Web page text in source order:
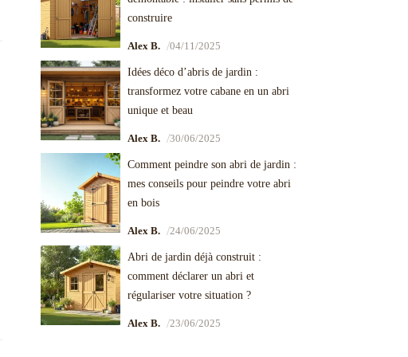
construire
Alex B. /04/11/2025
Idées déco d’abris de jardin :
transformez votre cabane en un abri
unique et beau
Alex B. /30/06/2025
Comment peindre son abri de jardin :
mes conseils pour peindre votre abri
en bois
Alex B. /24/06/2025
Abri de jardin déjà construit :
comment déclarer un abri et
régulariser votre situation ?
Alex B. /23/06/2025